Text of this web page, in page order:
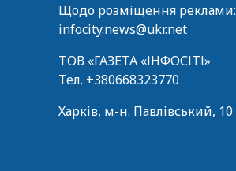
Щодо розміщення реклами:
infocity.news@ukr.net
ТОВ «ГАЗЕТА «ІНФОСІТІ»
Тел. +380668323770
Харків, м-н. Павлівський, 10